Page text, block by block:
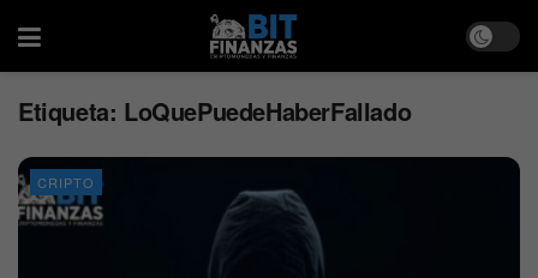
Etiqueta: LoQuePuedeHaberFallado
CRIPTO